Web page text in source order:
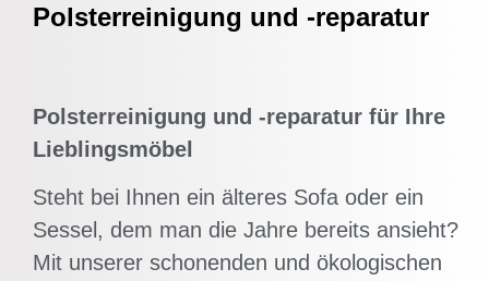
Polsterreinigung und -reparatur
Polsterreinigung und -reparatur für Ihre
Lieblingsmöbel
Steht bei Ihnen ein älteres Sofa oder ein
Sessel, dem man die Jahre bereits ansieht?
Mit unserer schonenden und ökologischen